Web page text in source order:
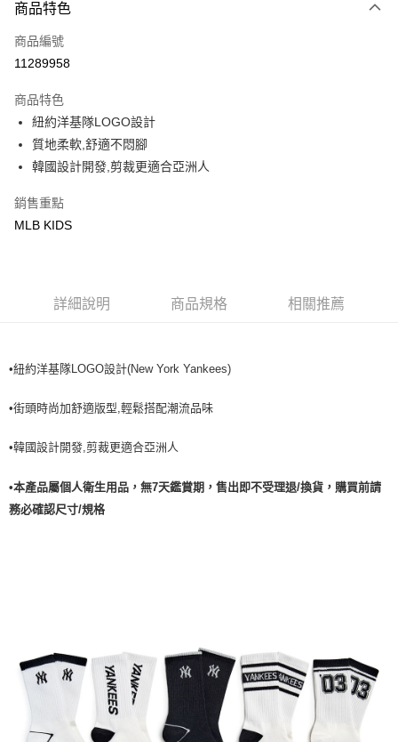
信用卡一次付款
超商取貨付款
Apple Pay
街口支付
運送方式
全家取貨<不支援離島取退>
7-11取貨付款<未取貨列黑名單/不支援離島取退>
每筆NT$60，滿NT$499(含以上)免運費
宅配滿699免運
每筆NT$80，滿NT$699(含以上)免運費
商品特色
商品編號
11289958
商品特色
紐約洋基隊LOGO設計
質地柔軟,舒適不悶腳
韓國設計開發,剪裁更適合亞洲人
銷售重點
MLB KIDS
詳細說明 商品規格 相關推薦
•紐約洋基隊LOGO設計(New York Yankees)
•街頭時尚加舒適版型,輕鬆搭配潮流品味
•韓國設計開發,剪裁更適合亞洲人
•本產品屬個人衛生用品，無7天鑑賞期，售出即不受理退/換貨，購買前請
務必確認尺寸/規格